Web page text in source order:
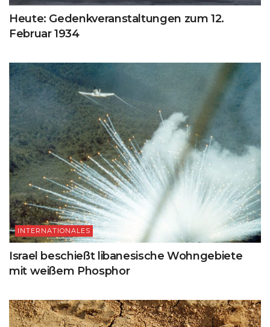
Heute: Gedenkveranstaltungen zum 12.
Februar 1934
INTERNATIONALES
Israel beschießt libanesische Wohngebiete
mit weißem Phosphor